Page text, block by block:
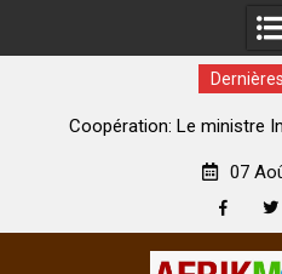
Coopération: Le ministre
07